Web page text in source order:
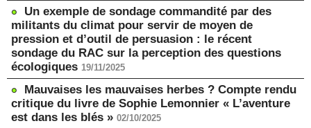
Un exemple de sondage commandité par des
militants du climat pour servir de moyen de
pression et d’outil de persuasion : le récent
sondage du RAC sur la perception des questions
écologiques 19/11/2025
Mauvaises les mauvaises herbes ? Compte rendu
critique du livre de Sophie Lemonnier « L’aventure
est dans les blés » 02/10/2025